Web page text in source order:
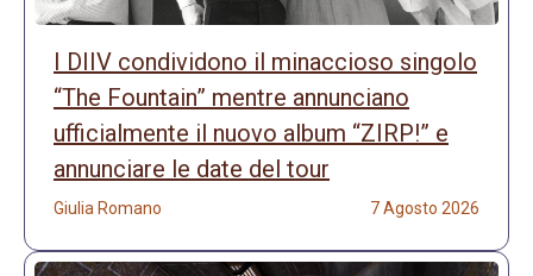
I DIIV condividono il minaccioso singolo
“The Fountain” mentre annunciano
ufficialmente il nuovo album “ZIRP!” e
annunciare le date del tour
Giulia Romano 7 Agosto 2026